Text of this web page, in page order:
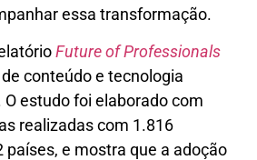
essa transformação.
Future of Professionals
conteúdo e tecnologia
estudo foi elaborado com
realizadas com 1.816
países, e mostra que a adoção